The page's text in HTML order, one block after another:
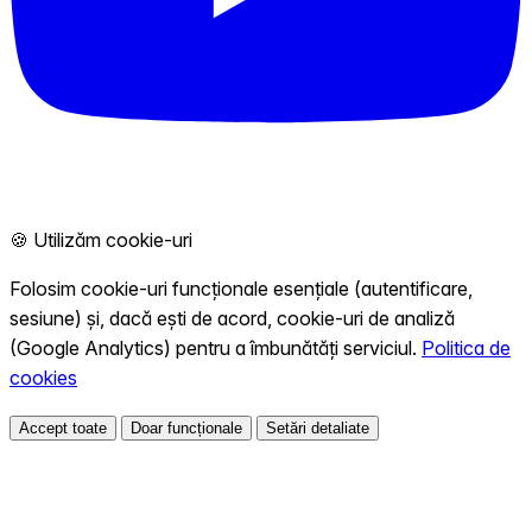
🍪 Utilizăm cookie-uri
Folosim cookie-uri funcționale esențiale (autentificare,
sesiune) și, dacă ești de acord, cookie-uri de analiză
(Google Analytics) pentru a îmbunătăți serviciul. Politica de
cookies
Accept toate Doar funcționale Setări detaliate